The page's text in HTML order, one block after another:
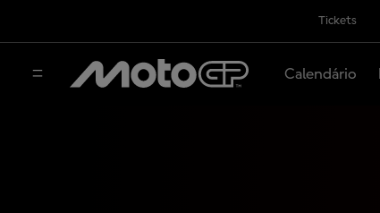
Tickets
Calendário